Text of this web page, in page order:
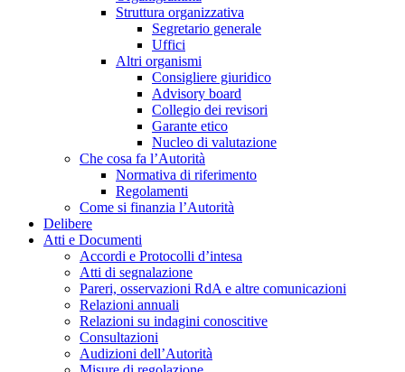
Struttura organizzativa
Segretario generale
Uffici
Altri organismi
Consigliere giuridico
Advisory board
Collegio dei revisori
Garante etico
Nucleo di valutazione
Che cosa fa l’Autorità
Normativa di riferimento
Regolamenti
Come si finanzia l’Autorità
Delibere
Atti e Documenti
Accordi e Protocolli d’intesa
Atti di segnalazione
Pareri, osservazioni RdA e altre comunicazioni
Relazioni annuali
Relazioni su indagini conoscitive
Consultazioni
Audizioni dell’Autorità